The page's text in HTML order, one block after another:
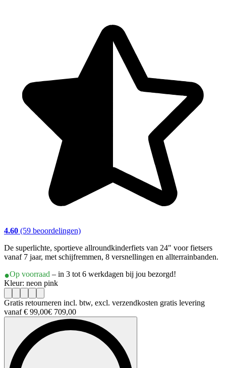
4.60 (59 beoordelingen)
De superlichte, sportieve allroundkinderfiets van 24" voor fietsers
vanaf 7 jaar, met schijfremmen, 8 versnellingen en allterrainbanden.
Op voorraad – in 3 tot 6 werkdagen bij jou bezorgd!
Kleur: neon pink
Gratis retourneren incl. btw, excl. verzendkosten gratis levering
vanaf € 99,00€ 709,00